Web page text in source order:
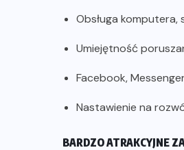
Obsługa
Umiejętność
Facebook,
Nastawienie na
BARDZO ATRAKCYJNE